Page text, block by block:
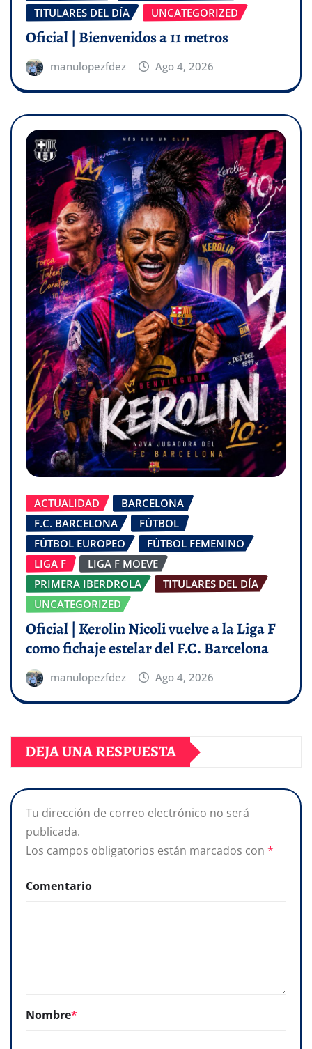
TITULARES DEL DÍA
UNCATEGORIZED
Oficial | Bienvenidos a 11 metros
manulopezfdez Ago 4, 2026
ACTUALIDAD
BARCELONA
F.C. BARCELONA
FÚTBOL
FÚTBOL EUROPEO
FÚTBOL FEMENINO
LIGA F
LIGA F MOEVE
PRIMERA IBERDROLA
TITULARES DEL DÍA
UNCATEGORIZED
Oficial | Kerolin Nicoli vuelve a la Liga F
como fichaje estelar del F.C. Barcelona
manulopezfdez Ago 4, 2026
DEJA UNA RESPUESTA
Tu dirección de correo electrónico no será
publicada.
Los campos obligatorios están marcados con *
Comentario
Nombre*